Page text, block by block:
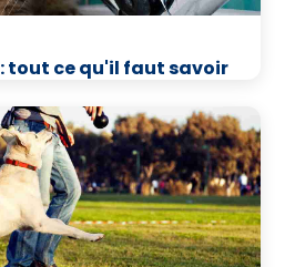
tout ce qu'il faut savoir